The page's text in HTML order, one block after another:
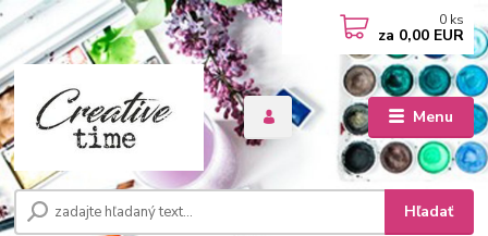
Menu
Hľadať
0 ks
za 0,00 EUR